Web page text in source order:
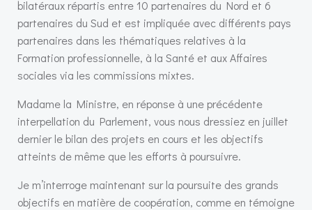
bilatéraux répartis entre 10 partenaires du Nord et 6
partenaires du Sud et est impliquée avec différents pays
partenaires dans les thématiques relatives à la
Formation professionnelle, à la Santé et aux Affaires
sociales via les commissions mixtes.
Madame la Ministre, en réponse à une précédente
interpellation du Parlement, vous nous dressiez en juillet
dernier le bilan des projets en cours et les objectifs
atteints de même que les efforts à poursuivre.
Je m’interroge maintenant sur la poursuite des grands
objectifs en matière de coopération, comme en témoigne